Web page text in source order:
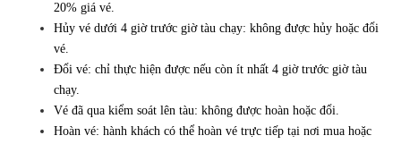
20% giá vé.
Hủy vé dưới 4 giờ trước giờ tàu chạy: không được hủy hoặc đổi
vé.
Đổi vé: chỉ thực hiện được nếu còn ít nhất 4 giờ trước giờ tàu
chạy.
Vé đã qua kiểm soát lên tàu: không được hoàn hoặc đổi.
Hoàn vé: hành khách có thể hoàn vé trực tiếp tại nơi mua hoặc